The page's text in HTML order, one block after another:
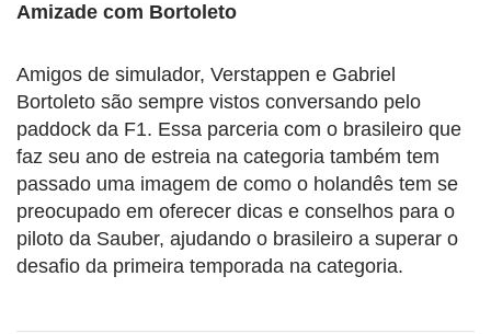
Amizade com Bortoleto
Amigos de simulador, Verstappen e Gabriel
Bortoleto são sempre vistos conversando pelo
paddock da F1. Essa parceria com o brasileiro que
faz seu ano de estreia na categoria também tem
passado uma imagem de como o holandês tem se
preocupado em oferecer dicas e conselhos para o
piloto da Sauber, ajudando o brasileiro a superar o
desafio da primeira temporada na categoria.